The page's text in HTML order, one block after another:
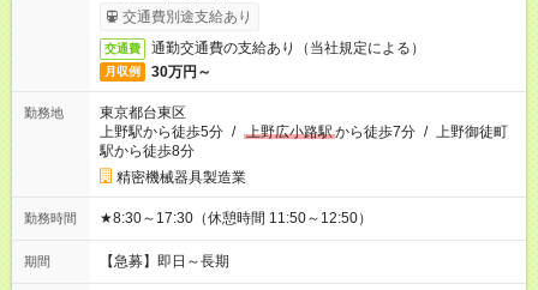
交通費別途支給あり
交通費 通勤交通費の支給あり（当社規定による）
月収例 30万円～
勤務地
東京都台東区
上野駅から徒歩5分 / 上野広小路駅から徒歩7分 / 上野御徒町
駅から徒歩8分
精密機械器具製造業
勤務時間 ★8:30～17:30（休憩時間 11:50～12:50）
期間 【急募】即日～長期